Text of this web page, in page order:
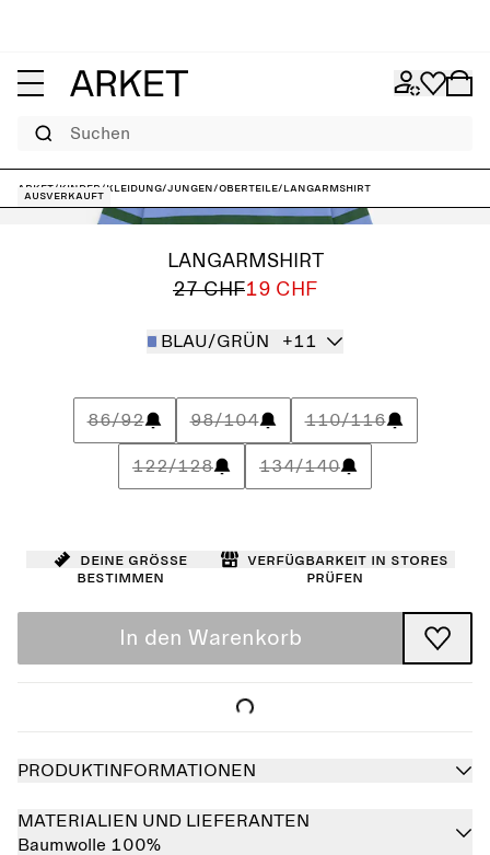
Suchen
ARKET/Kinder /Kleidung/Jungen/Oberteile/Langarmshirt
Ausverkauft
LANGARMSHIRT
27 CHF19 CHF
BLAU/GRÜN +11
86/92 98/104 110/116
122/128 134/140
Deine Größe
bestimmen
Verfügbarkeit in Stores
prüfen
In den Warenkorb
PRODUKTINFORMATIONEN
MATERIALIEN UND LIEFERANTEN
Baumwolle 100%